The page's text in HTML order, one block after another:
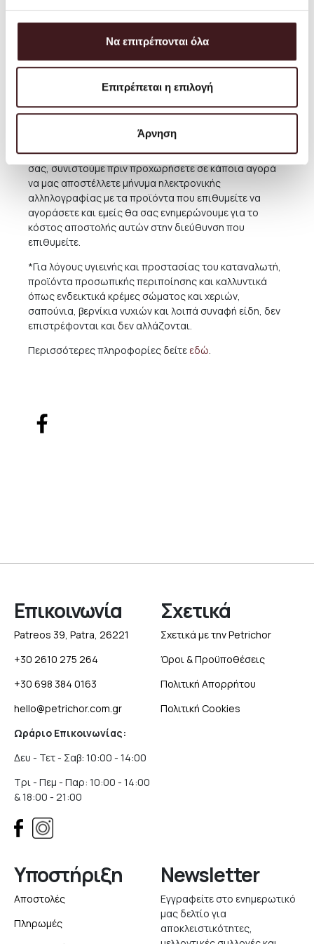
Να επιτρέπονται όλα
Επιτρέπεται η επιλογή
Άρνηση
μαζί μας, καλώντας μας στο τηλ. (+30) 210 220 8434 ή
αποστέλλοντας email στην διεύθυνση
orders@petrichor.com.gr. Στοχεύουμε πάντοτε στο να
υπηρεσία και μπορείτε πάντα να κανονίσετε την
παραλαβή από το Κατάστημά μας δωρεάν όποτε
ποικίλει ανάλογα με την χώρα και την συγκεκριμένη
περιοχή. Για την καλύτερη εξυπηρέτηση και ενημέρωσή
σας, συνιστούμε πριν προχωρήσετε σε κάποια αγορά
να μας αποστέλλετε μήνυμα ηλεκτρονικής
αλληλογραφίας με τα προϊόντα που επιθυμείτε να
αγοράσετε και εμείς θα σας ενημερώνουμε για το
κόστος αποστολής αυτών στην διεύθυνση που
επιθυμείτε.
*Για λόγους υγιεινής και προστασίας του καταναλωτή,
προϊόντα προσωπικής περιποίησης και καλλυντικά
όπως ενδεικτικά κρέμες σώματος και χεριών,
σαπούνια, βερνίκια νυχιών και λοιπά συναφή είδη, δεν
επιστρέφονται και δεν αλλάζονται.
Περισσότερες πληροφορίες δείτε εδώ.
Επικοινωνία
Patreos 39, Patra, 26221
+30 2610 275 264
+30 698 384 0163
hello@petrichor.com.gr
Ωράριο Επικοινωνίας:
Δευ - Τετ - Σαβ: 10:00 - 14:00
Τρι - Πεμ - Παρ: 10:00 - 14:00
& 18:00 - 21:00
Σχετικά
Σχετικά με την Petrichor
Όροι & Προϋποθέσεις
Πολιτική Απορρήτου
Πολιτική Cookies
Υποστήριξη
Αποστολές
Πληρωμές
Newsletter
Εγγραφείτε στο ενημερωτικό
μας δελτίο για
αποκλειστικότητες,